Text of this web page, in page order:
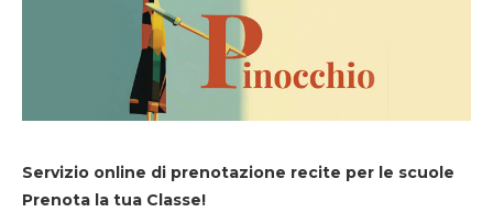
Servizio online di prenotazione recite per le scuole
Prenota la tua Classe!